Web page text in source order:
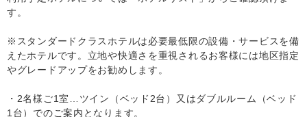
す。
※スタンダードクラスホテルは必要最低限の設備・サービスを備
えたホテルです。立地や快適さを重視されるお客様には地区指定
やグレードアップをお勧めします。
・2名様ご1室…ツイン（ベッド2台）又はダブルルーム（ベッド
1台）でのご案内となります。